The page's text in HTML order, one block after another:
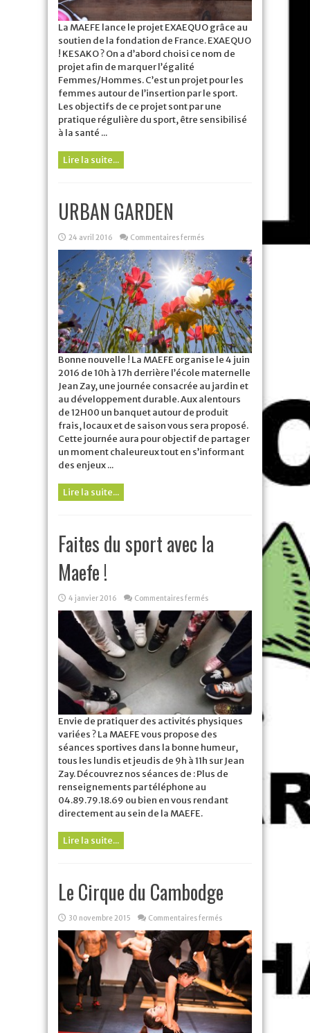
La MAEFE lance le projet EXAEQUO grâce au
soutien de la fondation de France. EXAEQUO
! KESAKO ? On a d’abord choisi ce nom de
projet afin de marquer l’égalité
Femmes/Hommes. C’est un projet pour les
femmes autour de l’insertion par le sport.
Les objectifs de ce projet sont par une
pratique régulière du sport, être sensibilisé
à la santé ...
Lire la suite...
URBAN GARDEN
24 avril 2016 Commentaires ferméssur
GARDEN
Bonne nouvelle ! La MAEFE organise le 4 juin
2016 de 10h à 17h derrière l’école maternelle
Jean Zay, une journée consacrée au jardin et
au développement durable. Aux alentours
de 12H00 un banquet autour de produit
frais, locaux et de saison vous sera proposé.
Cette journée aura pour objectif de partager
un moment chaleureux tout en s’informant
des enjeux ...
Lire la suite...
Faites du sport avec la
Maefe !
4 janvier 2016 Commentaires ferméssur
du
sport
avec
la
Maefe
!
Envie de pratiquer des activités physiques
variées ? La MAEFE vous propose des
séances sportives dans la bonne humeur,
tous les lundis et jeudis de 9h à 11h sur Jean
Zay. Découvrez nos séances de : Plus de
renseignements par téléphone au
04.89.79.18.69 ou bien en vous rendant
directement au sein de la MAEFE.
Lire la suite...
Le Cirque du Cambodge
30 novembre 2015 Commentaires ferméssur
Cirque
du
Cambodge